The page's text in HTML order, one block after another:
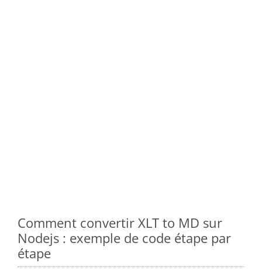
Comment convertir XLT to MD sur
Nodejs : exemple de code étape par
étape